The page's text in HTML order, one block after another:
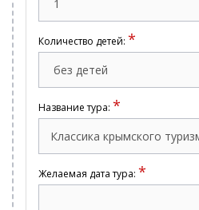
Количество детей: *
Название тура: *
Желаемая дата тура: *